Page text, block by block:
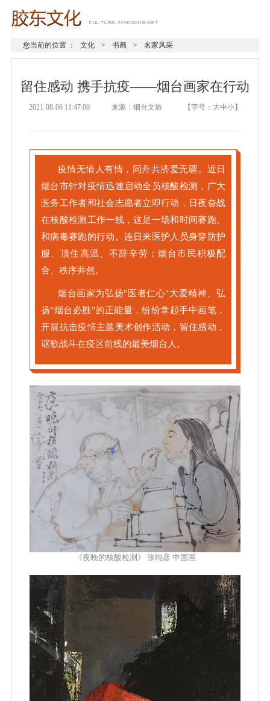
您当前的位置 ： 文化 > 书画 > 名家风采
留住感动 携手抗疫——烟台画家在行动
2021-08-06 11:47:00 来源：烟台文旅 【字号： 大中小】
疫情无情人有情，同舟共济爱无疆。 近日
烟台市针对疫情迅速启动全员核酸检测，广大
医务工作者和社会志愿者立即行动，日夜奋战
在核酸检测工作一线，这是一场和时间赛跑、
和病毒赛跑的行动。 连日来医护人员身穿防护
服、顶住高温、不辞辛劳； 烟台市民积极配
合、秩序井然。
烟台画家为弘扬"医者仁心"大爱精神、弘
扬"烟台必胜"的正能量，纷纷拿起手中画笔，
开展抗击疫情主题美术创作活动，留住感动，
讴歌战斗在疫区前线的最美烟台人。
《夜晚的核酸检测》 张纯彦 中国画